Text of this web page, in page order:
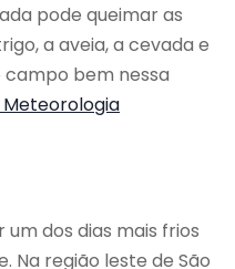
pode queimar as
a aveia, a cevada e
bem nessa
dos dias mais frios
Na região leste de São